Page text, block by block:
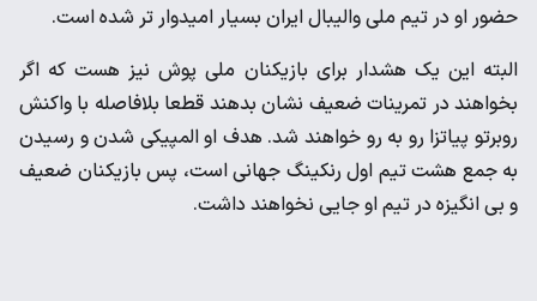
حضور او در تیم ملی والیبال ایران بسیار امیدوار تر شده است.
البته این یک هشدار برای بازیکنان ملی پوش نیز هست که اگر
بخواهند در تمرینات ضعیف نشان بدهند قطعا بلافاصله با واکنش
روبرتو پیاتزا رو به رو خواهند شد. هدف او المپیکی شدن و رسیدن
به جمع هشت تیم اول رنکینگ جهانی است، پس بازیکنان ضعیف
و بی انگیزه در تیم او جایی نخواهند داشت.